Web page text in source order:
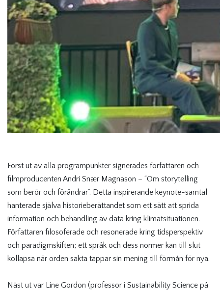
Först ut av alla programpunkter signerades författaren och
filmproducenten Andri Snær Magnason – “Om storytelling
som berör och förändrar”. Detta inspirerande keynote-samtal
hanterade själva historieberättandet som ett sätt att sprida
information och behandling av data kring klimatsituationen.
Författaren filosoferade och resonerade kring tidsperspektiv
och paradigmskiften; ett språk och dess normer kan till slut
kollapsa när orden sakta tappar sin mening till förmån för nya.
Näst ut var Line Gordon (professor i Sustainability Science på